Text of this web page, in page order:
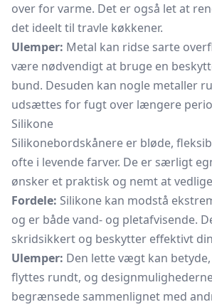
over for varme. Det er også let at
det ideelt til travle køkkener.
Ulemper: Metal kan ridse sarte
være nødvendigt at bruge en
bund. Desuden kan nogle metaller
udsættes for fugt over længere
Silikone
Silikonebordskånere er bløde,
ofte i levende farver. De er særligt
ønsker et praktisk og nemt at
Fordele: Silikone kan modstå
og er både vand- og pletafvisende.
skridsikkert og beskytter effektivt
Ulemper: Den lette vægt kan
flyttes rundt, og
begrænsede sammenlignet med